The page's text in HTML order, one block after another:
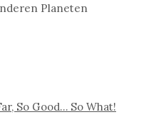
Planeten
So Good… So What!